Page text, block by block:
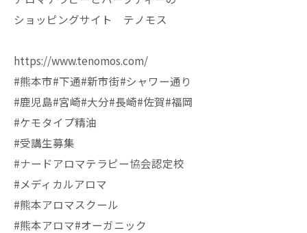
ショッピングサイト テノモス
https://www.tenomos.com/
#熊本市#下通#新市街#シャワー通り
#鹿児島#宮崎#大分#長崎#佐賀#福岡
#ケモタイプ精油
#受講生募集
#ナードアロマテラピー協会認定校
#メディカルアロマ
#熊本アロマスクール
#熊本アロマ#オーガニック